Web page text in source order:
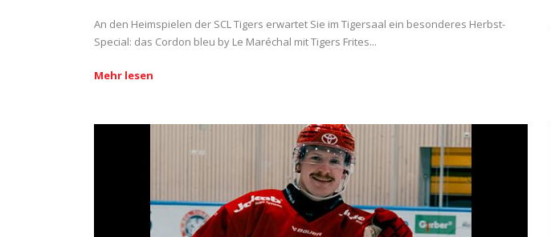
An den Heimspielen der SCL Tigers erwartet Sie im Tigersaal ein besonderes Herbst-
Special: das Cordon bleu by Le Maréchal mit Tigers Frites...
Mehr lesen